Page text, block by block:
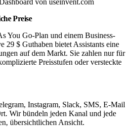
Preise
You Go-Plan und einem Business-
29 $ Guthaben bietet Assistants eine
auf dem Markt. Sie zahlen nur für
Preisstufen oder versteckte
Instagram, Slack, SMS, E-Mail
Wir bündeln jeden Kanal und jede
übersichtlichen Ansicht.